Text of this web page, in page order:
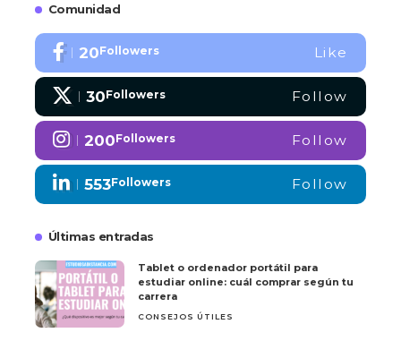
Comunidad
20Followers Like
30Followers Follow
200Followers Follow
553Followers Follow
Últimas entradas
Tablet o ordenador portátil para
estudiar online: cuál comprar según tu
carrera
CONSEJOS ÚTILES